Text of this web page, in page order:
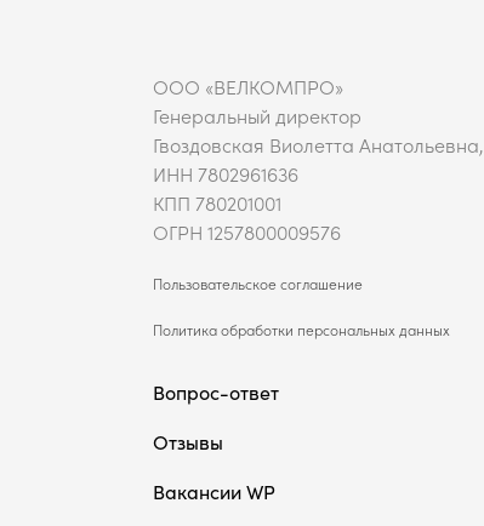
ООО «ВЕЛКОМПРО»
Генеральный директор
Гвоздовская Виолетта Анатольевна,
ИНН 7802961636
КПП 780201001
ОГРН 1257800009576
Пользовательское соглашение
Политика обработки персональных данных
Вопрос-ответ
Отзывы
Вакансии WP